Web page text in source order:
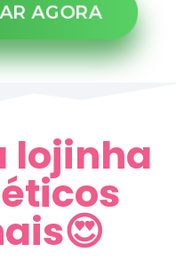
AGORA
lojinha